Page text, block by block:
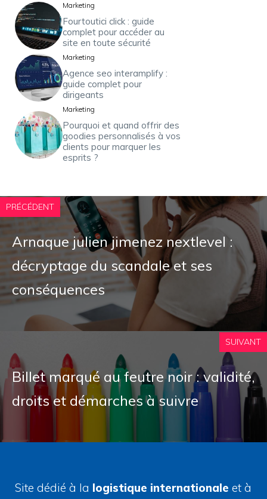
Marketing
Fourtoutici click : guide
complet pour accéder au
site en toute sécurité
Marketing
Agence seo interamplify :
guide complet pour
dirigeants
Marketing
Pourquoi et quand offrir des
goodies personnalisés à vos
clients pour marquer les
esprits ?
PRÉCÉDENT
Arnaque julien jimenez nextlevel :
décryptage du scandale et ses
conséquences
SUIVANT
Billet marqué au feutre noir : validité,
droits et démarches à suivre
Site dédié à la logistique internationale et à